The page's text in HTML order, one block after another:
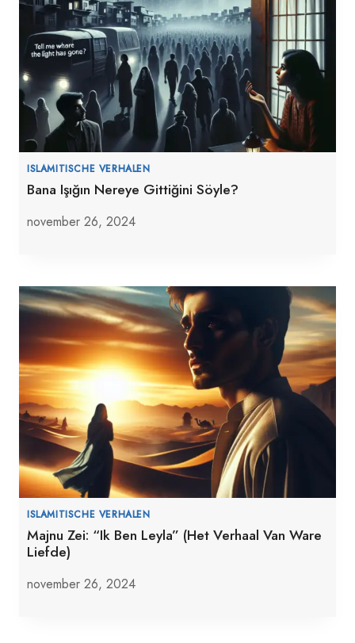
ISLAMITISCHE VERHALEN
Bana Işığın Nereye Gittiğini Söyle?
november 26, 2024
ISLAMITISCHE VERHALEN
Majnu Zei: “Ik Ben Leyla” (Het Verhaal Van Ware
Liefde)
november 26, 2024